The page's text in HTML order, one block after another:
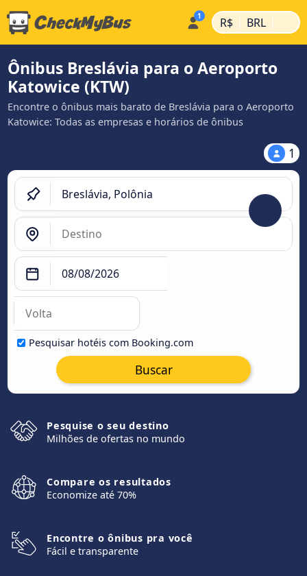
R$ | BRL |
Ônibus Breslávia para o Aeroporto
Katowice (KTW)
Encontre o ônibus mais barato de Breslávia para o Aeroporto
Katowice: Todas as empresas e horários de ônibus
1
Pesquisar hotéis com Booking.com
Buscar
Pesquise o seu destino
Milhões de ofertas no mundo
Compare os resultados
Economize até 70%
Encontre o ônibus pra você
Fácil e transparente